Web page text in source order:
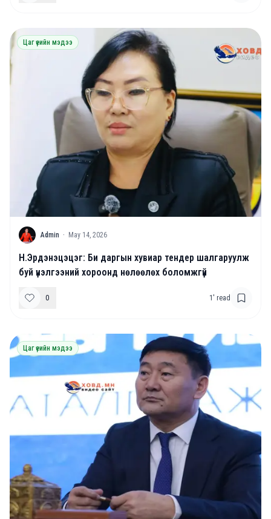
Цаг үеийн мэдээ
A Admin · May 14, 2026
Н.Эрдэнэцэцэг: Би даргын хувиар тендер шалгаруулж
буй үнэлгээний хороонд нөлөөлөх боломжгүй
0 1 ' read
Цаг үеийн мэдээ